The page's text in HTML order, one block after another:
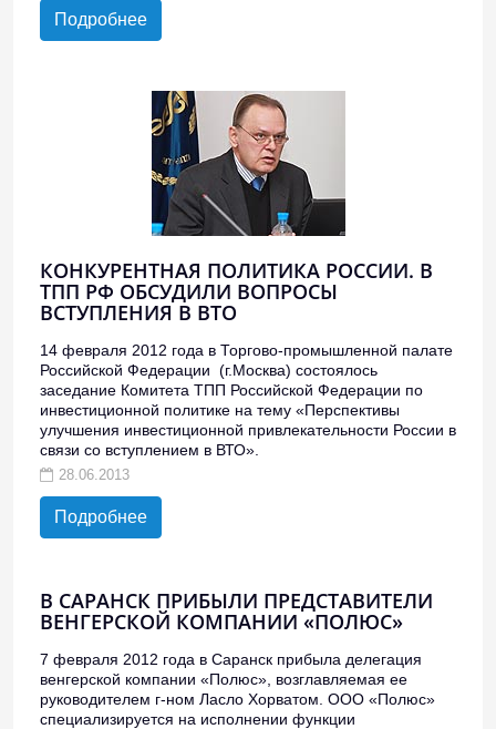
Подробнее
КОНКУРЕНТНАЯ ПОЛИТИКА РОССИИ. В
ТПП РФ ОБСУДИЛИ ВОПРОСЫ
ВСТУПЛЕНИЯ В ВТО
14 февраля 2012 года в Торгово-промышленной палате
Российской Федерации (г.Москва) состоялось
заседание Комитета ТПП Российской Федерации по
инвестиционной политике на тему «Перспективы
улучшения инвестиционной привлекательности России в
связи со вступлением в ВТО».
28.06.2013
Подробнее
В САРАНСК ПРИБЫЛИ ПРЕДСТАВИТЕЛИ
ВЕНГЕРСКОЙ КОМПАНИИ «ПОЛЮС»
7 февраля 2012 года в Саранск прибыла делегация
венгерской компании «Полюс», возглавляемая ее
руководителем г-ном Ласло Хорватом. ООО «Полюс»
специализируется на исполнении функции